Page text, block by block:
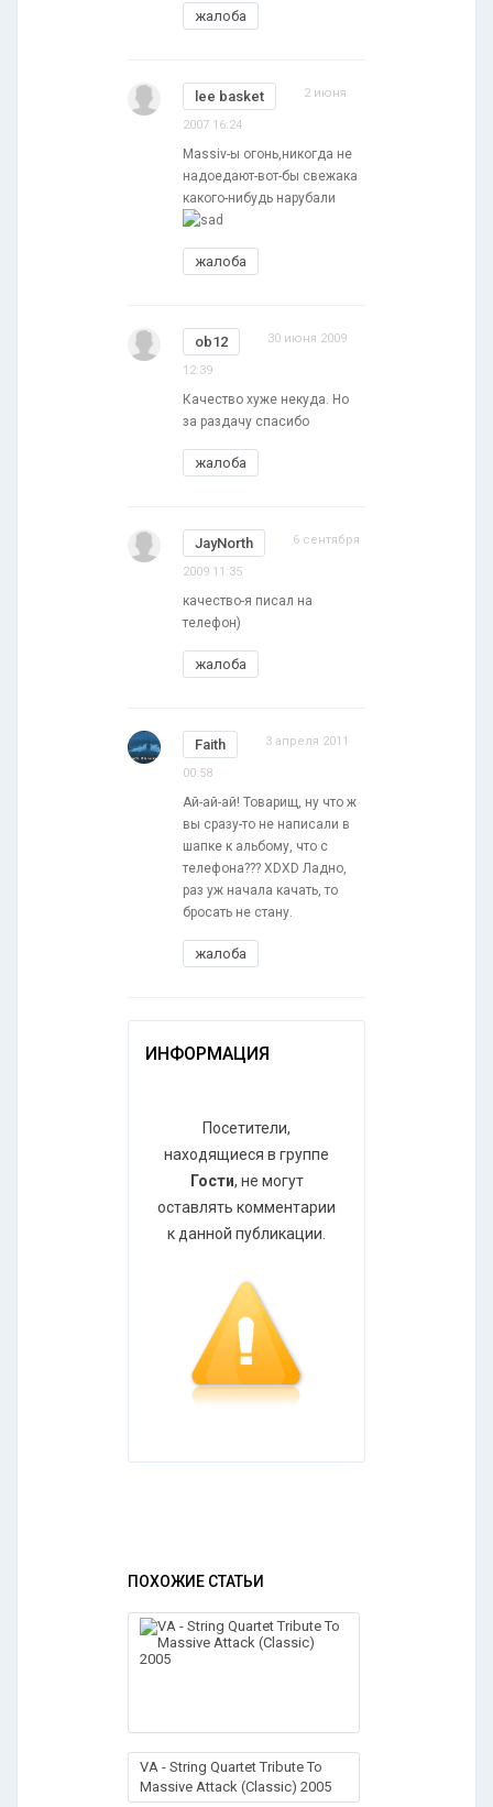
жалоба
lee basket 2 июня
2007 16:24
Massiv-ы огонь,никогда не
надоедают-вот-бы свежака
какого-нибудь нарубали
жалоба
ob12 30 июня 2009
12:39
Качество хуже некуда. Но
за раздачу спасибо
жалоба
JayNorth 6 сентября
2009 11:35
качество-я писал на
телефон)
жалоба
Faith 3 апреля 2011
00:58
Ай-ай-ай! Товарищ, ну что ж
вы сразу-то не написали в
шапке к альбому, что с
телефона??? XDXD Ладно,
раз уж начала качать, то
бросать не стану.
жалоба
ИНФОРМАЦИЯ
Посетители,
находящиеся в группе
Гости, не могут
оставлять комментарии
к данной публикации.
ПОХОЖИЕ СТАТЬИ
VA - String Quartet Tribute To
Massive Attack (Classic) 2005